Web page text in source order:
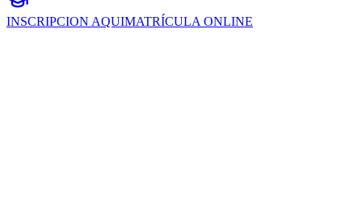
INSCRIPCION AQUIMATRÍCULA ONLINE